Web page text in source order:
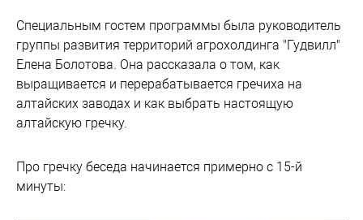
Специальным гостем программы была руководитель
группы развития территорий агрохолдинга "Гудвилл"
Елена Болотова. Она рассказала о том, как
выращивается и перерабатывается гречиха на
алтайских заводах и как выбрать настоящую
алтайскую гречку.
Про гречку беседа начинается примерно с 15-й
минуты: